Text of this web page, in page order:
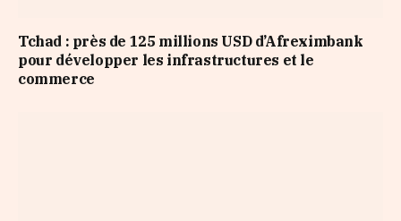
Tchad : près de 125 millions USD d’Afreximbank
pour développer les infrastructures et le
commerce